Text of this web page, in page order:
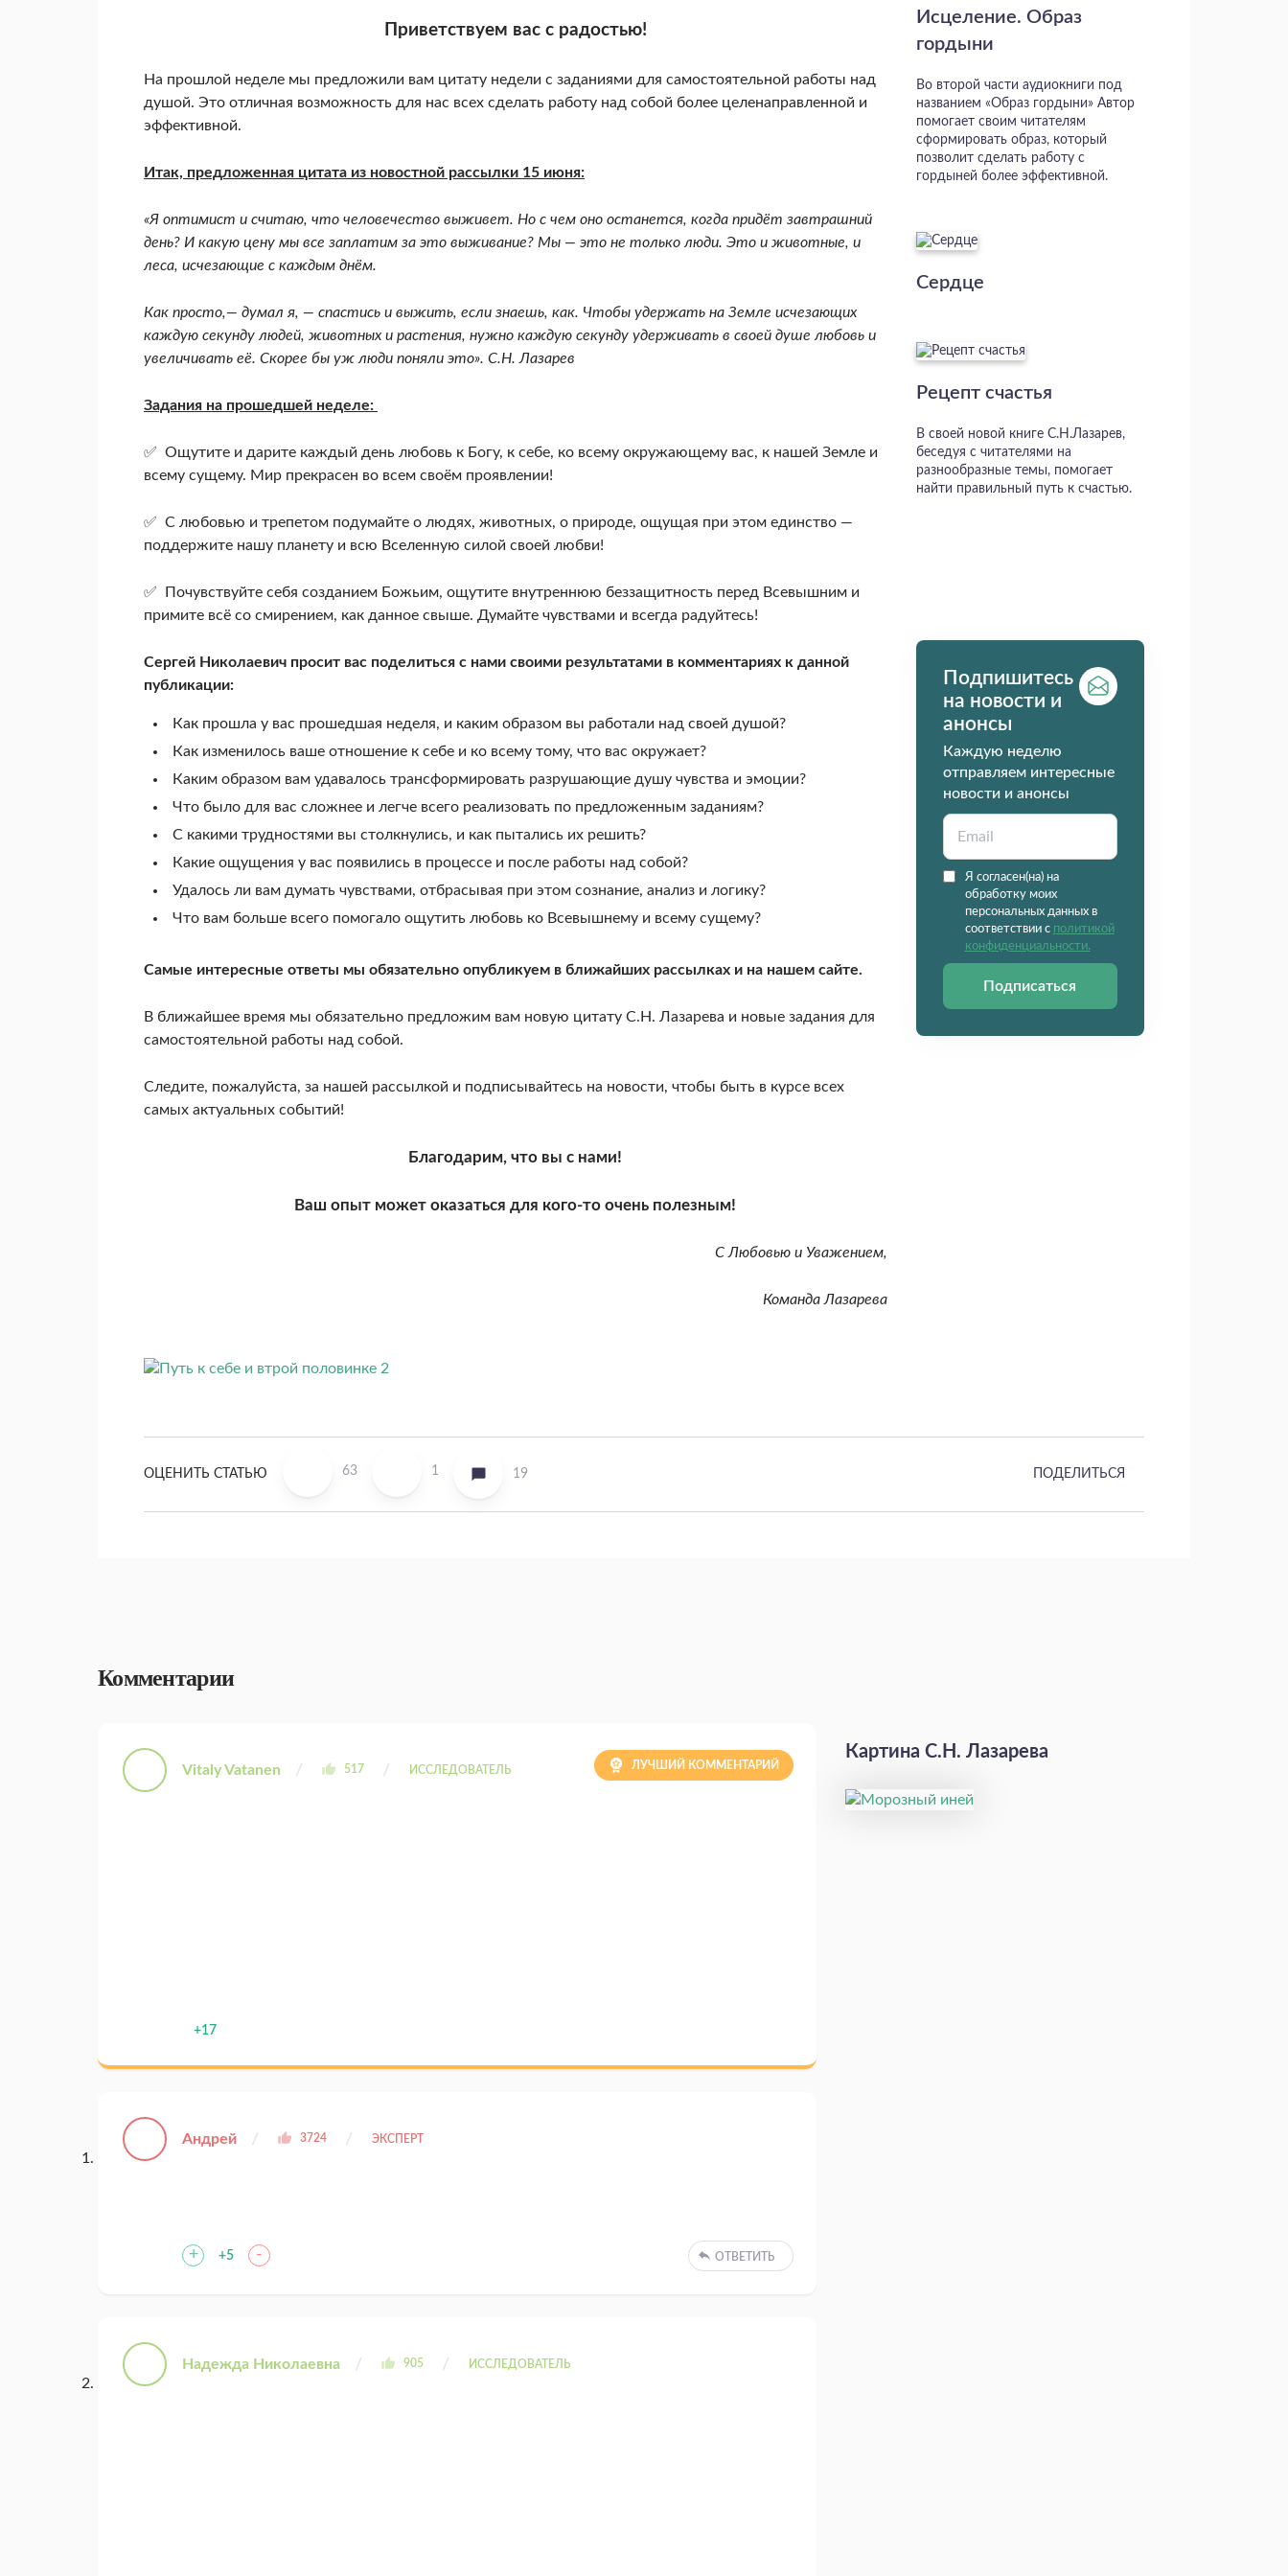
Приветствуем вас с радостью!
На прошлой неделе мы предложили вам цитату недели с заданиями для самостоятельной работы над
душой. Это отличная возможность для нас всех сделать работу над собой более целенаправленной и
эффективной.
Итак, предложенная цитата из новостной рассылки 15 июня:
«Я оптимист и считаю, что человечество выживет. Но с чем оно останется, когда придёт завтрашний
день? И какую цену мы все заплатим за это выживание? Мы — это не только люди. Это и животные, и
леса, исчезающие с каждым днём.
Как просто,— думал я, — спастись и выжить, если знаешь, как. Чтобы удержать на Земле исчезающих
каждую секунду людей, животных и растения, нужно каждую секунду удерживать в своей душе любовь и
увеличивать её. Скорее бы уж люди поняли это». С.Н. Лазарев
Задания на прошедшей неделе:
✅ Ощутите и дарите каждый день любовь к Богу, к себе, ко всему окружающему вас, к нашей Земле и
всему сущему. Мир прекрасен во всем своём проявлении!
✅ С любовью и трепетом подумайте о людях, животных, о природе, ощущая при этом единство —
поддержите нашу планету и всю Вселенную силой своей любви!
✅ Почувствуйте себя созданием Божьим, ощутите внутреннюю беззащитность перед Всевышним и
примите всё со смирением, как данное свыше. Думайте чувствами и всегда радуйтесь!
Сергей Николаевич просит вас поделиться с нами своими результатами в комментариях к данной
публикации:
Как прошла у вас прошедшая неделя, и каким образом вы работали над своей душой?
Как изменилось ваше отношение к себе и ко всему тому, что вас окружает?
Каким образом вам удавалось трансформировать разрушающие душу чувства и эмоции?
Что было для вас сложнее и легче всего реализовать по предложенным заданиям?
С какими трудностями вы столкнулись, и как пытались их решить?
Какие ощущения у вас появились в процессе и после работы над собой?
Удалось ли вам думать чувствами, отбрасывая при этом сознание, анализ и логику?
Что вам больше всего помогало ощутить любовь ко Всевышнему и всему сущему?
Самые интересные ответы мы обязательно опубликуем в ближайших рассылках и на нашем сайте.
В ближайшее время мы обязательно предложим вам новую цитату С.Н. Лазарева и новые задания для
самостоятельной работы над собой.
Следите, пожалуйста, за нашей рассылкой и подписывайтесь на новости, чтобы быть в курсе всех
самых актуальных событий!
Благодарим, что вы с нами!
Ваш опыт может оказаться для кого-то очень полезным!
С Любовью и Уважением,
Команда Лазарева
Исцеление. Образ
гордыни
Во второй части аудиокниги под
названием «Образ гордыни» Автор
помогает своим читателям
сформировать образ, который
позволит сделать работу с
гордыней более эффективной.
Сердце
Рецепт счастья
В своей новой книге С.Н.Лазарев,
беседуя с читателями на
разнообразные темы, помогает
найти правильный путь к счастью.
Подпишитесь
на новости и
анонсы
Каждую неделю
отправляем интересные
новости и анонсы
Я согласен(на) на
обработку моих
персональных данных в
соответствии с политикой
конфиденциальности.
Подписаться
ОЦЕНИТЬ СТАТЬЮ 63 1 19 ПОДЕЛИТЬСЯ
Комментарии
Vitaly Vatanen 517 ИССЛЕДОВАТЕЛЬ ЛУЧШИЙ КОММЕНТАРИЙ
+17
Андрей 3724 ЭКСПЕРТ
+ +5 - ОТВЕТИТЬ
Надежда Николаевна 905 ИССЛЕДОВАТЕЛЬ
Картина С.Н. Лазарева